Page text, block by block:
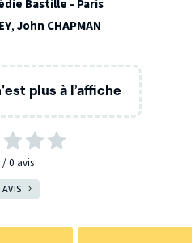
Bastille - Paris
,John CHAPMAN
plus à l’affiche
0 avis